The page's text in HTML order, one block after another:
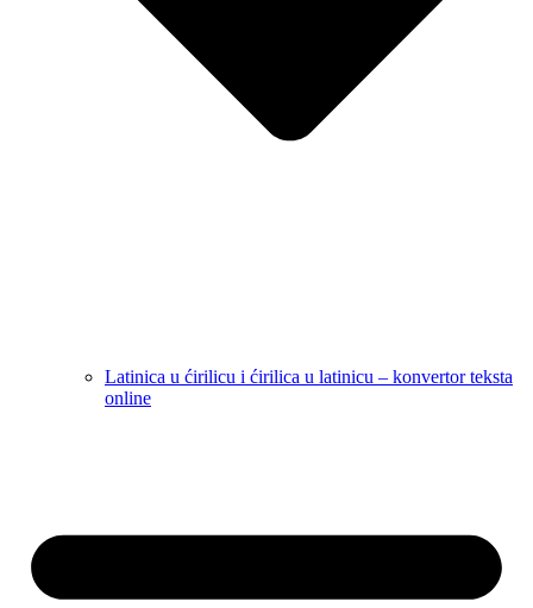
Latinica u ćirilicu i ćirilica u latinicu – konvertor teksta
online